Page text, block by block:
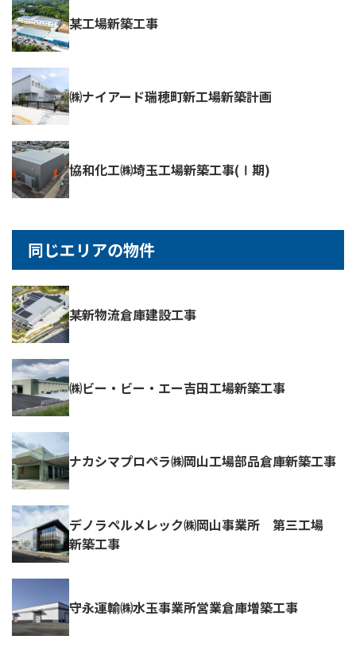
某工場新築工事
㈱ナイアード瑞穂町新工場新築計画
協和化工㈱埼玉工場新築工事(Ⅰ期)
同じエリアの物件
某新物流倉庫建設工事
㈱ビー・ビー・エー吉田工場新築工事
ナカシマプロペラ㈱岡山工場部品倉庫新築工事
デノラペルメレック㈱岡山事業所 第三工場
新築工事
守永運輸㈱水玉事業所営業倉庫増築工事